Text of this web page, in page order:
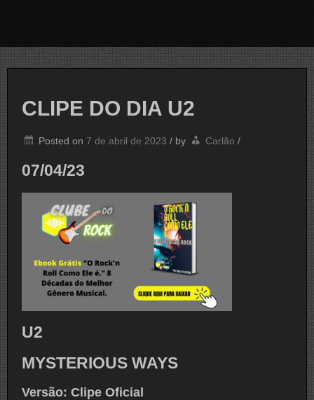
CLIPE DO DIA U2
Posted on 7 de abril de 2023 / by Carlão /
07/04/23
U2
MYSTERIOUS WAYS
Versão: Clipe Oficial